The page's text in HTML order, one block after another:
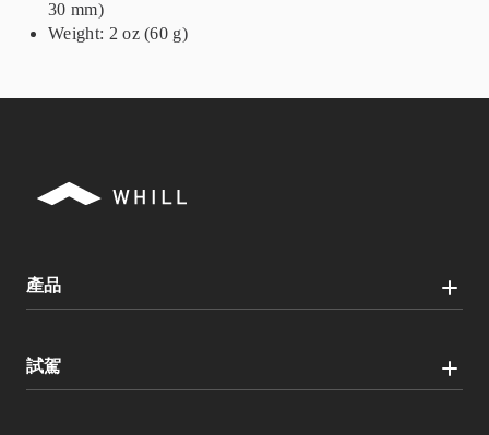
30 mm)
Weight: 2 oz (60 g)
產品
試駕